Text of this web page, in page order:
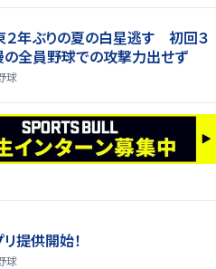
２年ぶりの夏の白星逃す 初回３
全員野球での攻撃力出せず
球
提供開始！
球